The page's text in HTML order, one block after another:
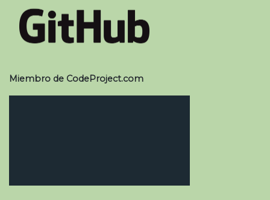
Miembro de CodeProject.com